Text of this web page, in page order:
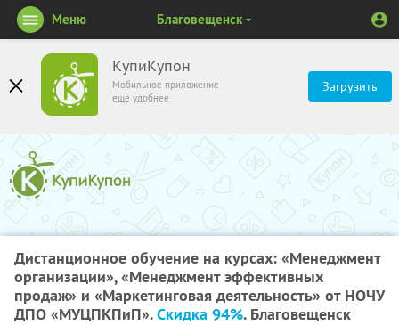
КупиКупон
Мобильное приложение
ещё удобнее
Загрузить
Меню Благовещенск
Дистанционное обучение на курсах: «Менеджмент
организации», «Менеджмент эффективных
продаж» и «Маркетинговая деятельность» от НОЧУ
ДПО «МУЦПКПиП».Скидка 94%. Благовещенск